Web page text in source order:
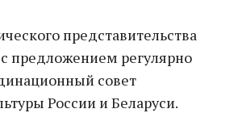
представительства
предложением регулярно
совет
России и Беларуси.